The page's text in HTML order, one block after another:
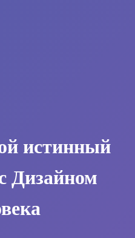
истинный
Дизайном